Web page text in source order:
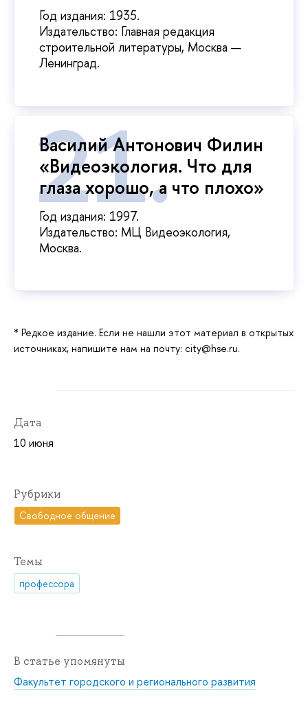
Год издания: 1935.
Издательство: Главная редакция
строительной литературы, Москва —
Ленинград.
Василий Антонович Филин
«Видеоэкология. Что для
глаза хорошо, а что плохо»
Год издания: 1997.
Издательство: МЦ Видеоэкология,
Москва.
* Редкое издание. Если не нашли этот материал в открытых
источниках, напишите нам на почту: city@hse.ru.
Дата
10 июня
Рубрики
Свободное общение
Темы
профессора
В статье упомянуты
Факультет городского и регионального развития